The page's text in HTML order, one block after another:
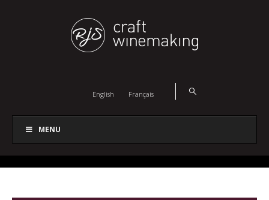
English Français
MENU